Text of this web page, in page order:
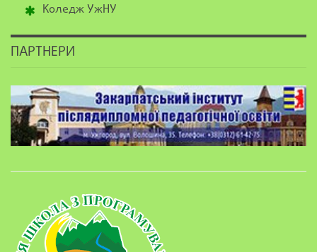
Коледж УжНУ
ПАРТНЕРИ